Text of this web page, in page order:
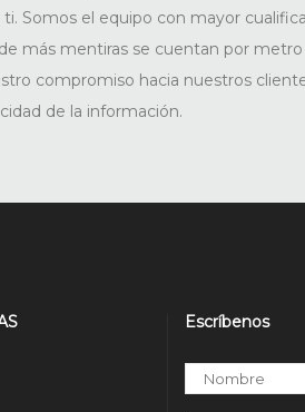
ti. Somos el equipo con mayor
más mentiras se cuentan por metro
compromiso hacia nuestros
de la información.
Escríbenos